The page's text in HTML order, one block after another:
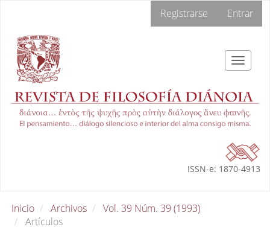
Contenido
principal
Barra
lateral
Registrarse Entrar
Toggle
ISSN-e: 1870-4913
Inicio Archivos
Vol. 39 Núm. 39 (1993)
Artículos